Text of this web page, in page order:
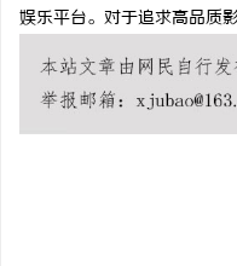
娱乐平台。对于追求高品质